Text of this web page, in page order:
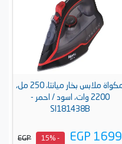
مكواة ملابس بخار ميانتا، 250 مل،
2200 وات، اسود / احمر -
SI181438B
EGP 1699
- 15%
EGP